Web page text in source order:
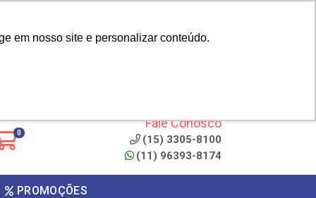
em nosso site e personalizar conteúdo.
0
Fale Conosco
(15) 3305-8100
(11) 96393-8174
PROMOÇÕES